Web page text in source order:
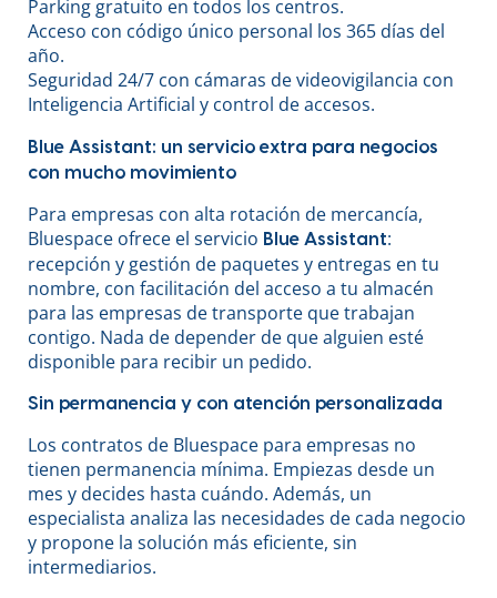
Parking gratuito en todos los centros.
Acceso con código único personal los 365 días del
año.
Seguridad 24/7 con cámaras de videovigilancia con
Inteligencia Artificial y control de accesos.
Blue Assistant: un servicio extra para negocios
con mucho movimiento
Para empresas con alta rotación de mercancía,
Bluespace ofrece el servicio Blue Assistant:
recepción y gestión de paquetes y entregas en tu
nombre, con facilitación del acceso a tu almacén
para las empresas de transporte que trabajan
contigo. Nada de depender de que alguien esté
disponible para recibir un pedido.
Sin permanencia y con atención personalizada
Los contratos de Bluespace para empresas no
tienen permanencia mínima. Empiezas desde un
mes y decides hasta cuándo. Además, un
especialista analiza las necesidades de cada negocio
y propone la solución más eficiente, sin
intermediarios.